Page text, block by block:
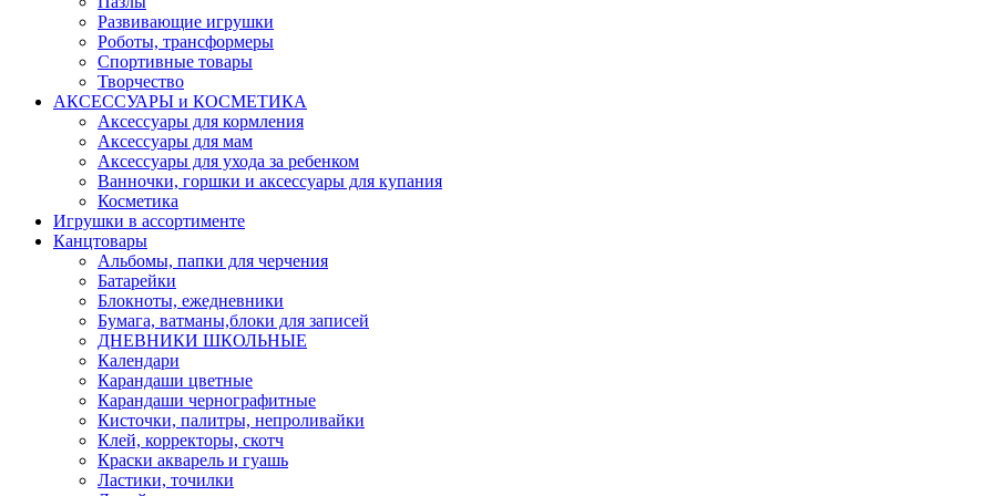
Развивающие игрушки
Роботы, трансформеры
Спортивные товары
Творчество
АКСЕССУАРЫ и КОСМЕТИКА
Аксессуары для кормления
Аксессуары для мам
Аксессуары для ухода за ребенком
Ванночки, горшки и аксессуары для купания
Косметика
Игрушки в ассортименте
Канцтовары
Альбомы, папки для черчения
Батарейки
Блокноты, ежедневники
Бумага, ватманы,блоки для записей
ДНЕВНИКИ ШКОЛЬНЫЕ
Календари
Карандаши цветные
Карандаши чернографитные
Кисточки, палитры, непроливайки
Клей, корректоры, скотч
Краски акварель и гуашь
Ластики, точилки